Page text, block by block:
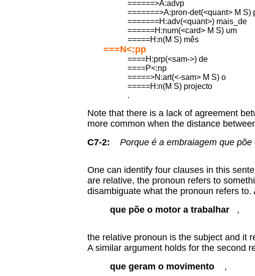
======>A:advp
=======>A:pron-det(<quant> M S)
=======H:adv(<quant>) mais_de
======H:num(<card> M S) um
=====H:n(M S) mês
===N<:pp
====H:prp(<sam->) de
====P<:np
=====>N:art(<-sam> M S) o
=====H:n(M S) projecto
.
Note that there is a lack of agreement
more common when the distance
C7-2: Porque é a embraiagem que
One can identify four clauses in this
are relative, the pronoun refers to
disambiguate what the pronoun refers to.
que põe o motor a trabalhar
,
the relative pronoun is the subject and it
A similar argument holds for the second
que geram o movimento ,